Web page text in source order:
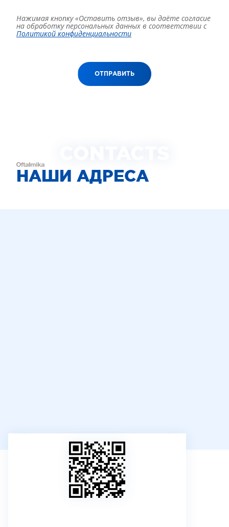
Нажимая кнопку «Оставить отзыв», вы даёте согласие
на обработку персональных данных в соответствии с
Политикой конфиденциальности
ОТПРАВИТЬ
НАШИ АДРЕСА